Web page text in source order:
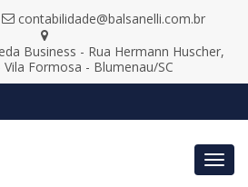
contabilidade@balsanelli.com.br
Business - Rua Hermann Huscher,
Vila Formosa - Blumenau/SC